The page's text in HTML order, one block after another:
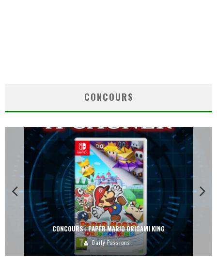
CONCOURS
CONCOURS : PAPER MARIO ORIGAMI KING
Daily Passions